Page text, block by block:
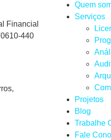
Financial
440
Quem
Serviços
Projetos
Blog
Trabalhe
Fale